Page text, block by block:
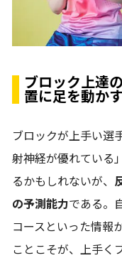
ブロック上達
置に足を動かす
ブロックが上手い選
射神経が優れている
るかもしれないが、
の予測能力である。
コースといった情報
ことこそが、上手く